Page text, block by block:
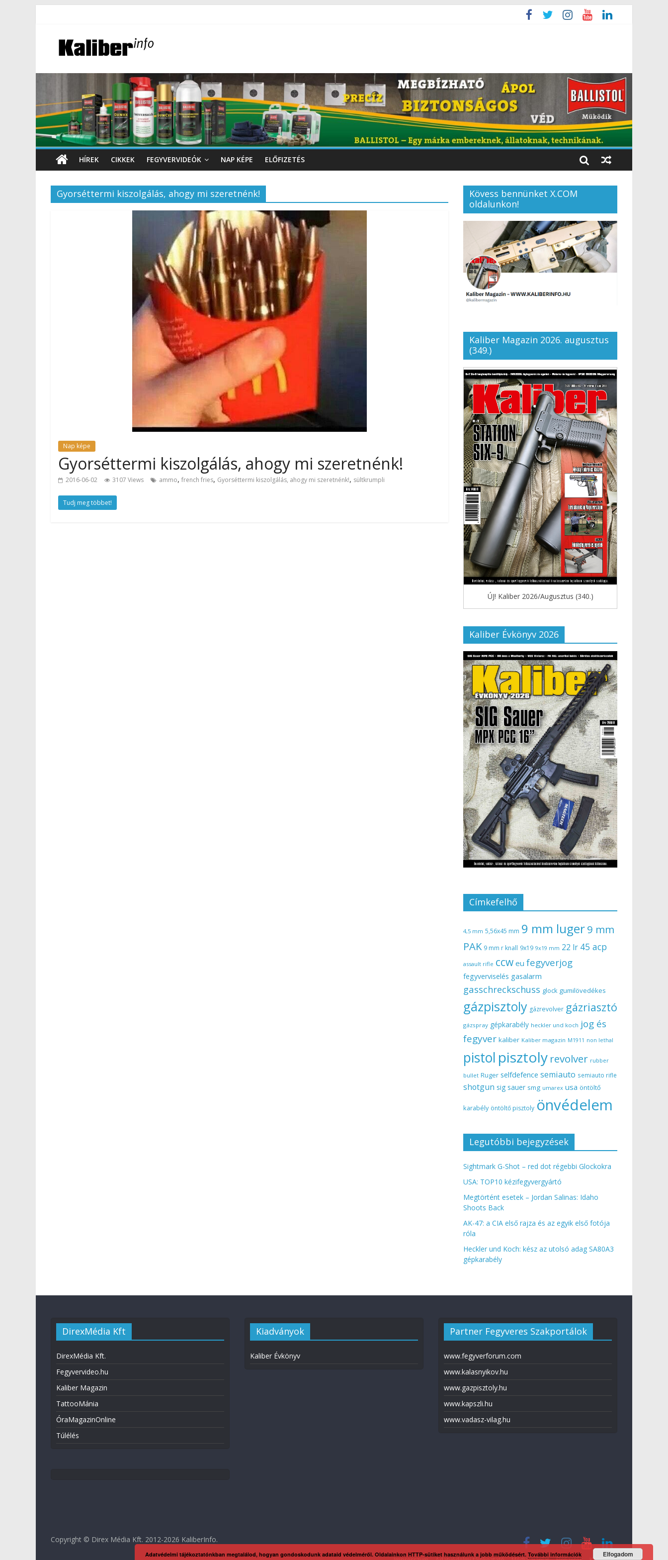
HÍREK CIKKEK FEGYVERVIDEÓK NAP KÉPE ELŐFIZETÉS
Gyorséttermi kiszolgálás, ahogy mi szeretnénk!
Nap képe
Gyorséttermi kiszolgálás, ahogy mi szeretnénk!
2016-06-02 3107 Views ammo, french fries, Gyorséttermi kiszolgálás, ahogy mi szeretnénk!, sültkrumpli
Tudj meg többet!
Kövess bennünket X.COM
oldalunkon!
Kaliber Magazin 2026. augusztus
(349.)
ÚJ! Kaliber 2026/Augusztus (340.)
Kaliber Évkönyv 2026
Címkefelhő
4,5 mm 5,56x45 mm 9 mm luger9 mm
PAK 9 mm r knall 9x19 9x19 mm 22 lr 45 acp
assault rifle ccw eu fegyverjog
fegyverviselés gasalarm
gasschreckschuss glock gumilövedékes
gázpisztoly gázrevolver gázriasztó
gázspray gépkarabély heckler und koch jog és
fegyver kaliber Kaliber magazin M1911 non lethal
pistol pisztoly revolver rubber
bullet Ruger selfdefence semiauto semiauto rifle
shotgun sig sauer smg umarex usa öntöltő
karabély öntöltő pisztoly önvédelem
Legutóbbi bejegyzések
Sightmark G-Shot – red dot régebbi Glockokra
USA: TOP10 kézifegyvergyártó
Megtörtént esetek – Jordan Salinas: Idaho
Shoots Back
AK-47: a CIA első rajza és az egyik első fotója
róla
Heckler und Koch: kész az utolsó adag SA80A3
gépkarabély
DirexMédia Kft
DirexMédia Kft.
Fegyvervideo.hu
Kaliber Magazin
TattooMánia
ÓraMagazinOnline
Túlélés
Kiadványok
Kaliber Évkönyv
Partner Fegyveres Szakportálok
www.fegyverforum.com
www.kalasnyikov.hu
www.gazpisztoly.hu
www.kapszli.hu
www.vadasz-vilag.hu
Copyright © Direx Média Kft. 2012-2026 KaliberInfo.
Adatvédelmi tájékoztatónkban megtalálod, hogyan gondoskodunk adataid védelméről. Oldalainkon HTTP-sütiket használunk a jobb működésért. További információk Elfogadom